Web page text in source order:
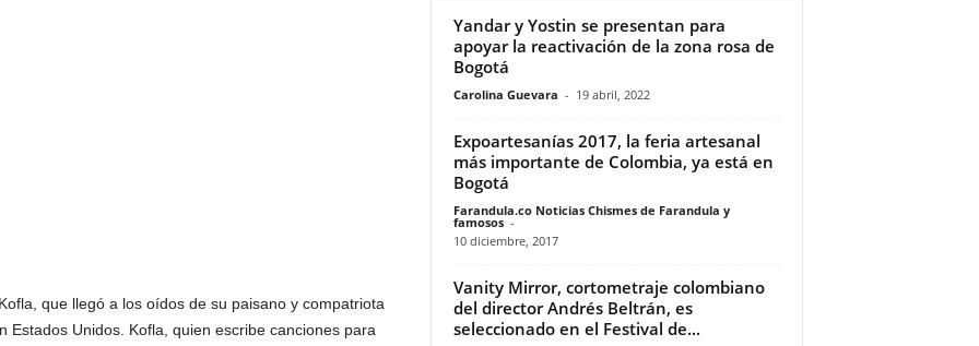
que llegó a los oídos de su paisano y compatriota
Estados Unidos. Kofla, quien escribe canciones para
Yandar y Yostin se presentan para
apoyar la reactivación de la zona rosa de
Bogotá
Carolina Guevara - 19 abril, 2022
Expoartesanías 2017, la feria artesanal
más importante de Colombia, ya está en
Bogotá
Farandula.co Noticias Chismes de Farandula y
famosos -
10 diciembre, 2017
Vanity Mirror, cortometraje colombiano
del director Andrés Beltrán, es
seleccionado en el Festival de...